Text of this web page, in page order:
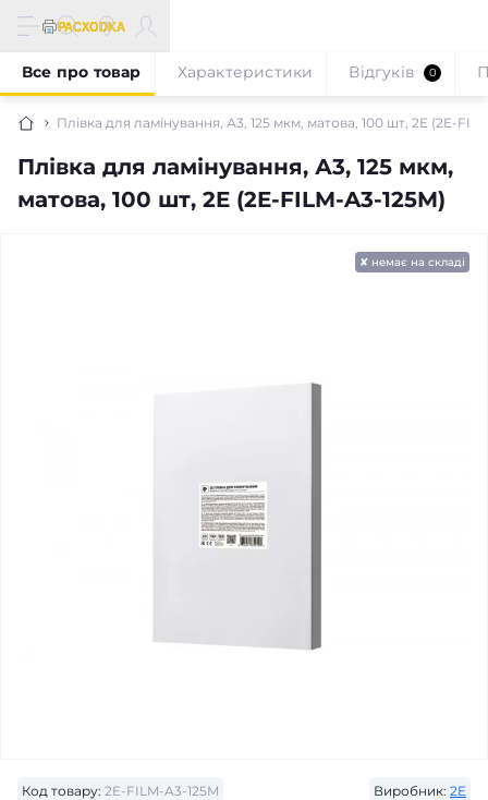
Плівка для ламінування, А3, 125 мкм, матова, 100 шт, 2E (2E-
Плівка для ламінування, А3, 125 мкм,
матова, 100 шт, 2E (2E-FILM-A3-125M)
Все про товар Характеристики Відгуків 0
✘ немає на складі
Код товару: 2E-FILM-A3-125M Виробник: 2E